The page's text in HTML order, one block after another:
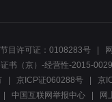
目许可证：0108283号
书（京）-经营性-2015-0029
京ICP证060288号 京
中国互联网举报中心 网